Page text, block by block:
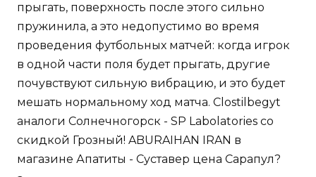
прыгать, поверхность после этого сильно
пружинила, а это недопустимо во время
проведения футбольных матчей: когда игрок
в одной части поля будет прыгать, другие
почувствуют сильную вибрацию, и это будет
мешать нормальному ход матча. Clostilbegyt
аналоги Солнечногорск - SP Labolatories со
скидкой Грозный! ABURAIHAN IRAN в
магазине Апатиты - Суставер цена Сарапул?